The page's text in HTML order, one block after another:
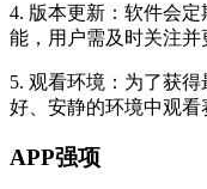
4. 版本更新：软件会
能，用户需及时关注并
5. 观看环境：为了获
好、安静的环境中观看
APP强项